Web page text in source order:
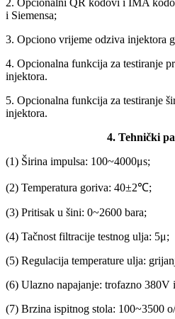
2. Opcionalni QR kodovi i IMA
i Siemensa;
3. Opciono vrijeme odziva injektora
4. Opcionalna funkcija za testiranje
injektora.
5. Opcionalna funkcija za testiranje
injektora.
4. Tehnički
(1) Širina impulsa: 100~4000μs;
(2) Temperatura goriva: 40±2℃;
(3) Pritisak u šini: 0~2600 bara;
(4) Tačnost filtracije testnog ulja: 5μ;
(5) Regulacija temperature ulja:
(6) Ulazno napajanje: trofazno 380V
(7) Brzina ispitnog stola: 100~3500